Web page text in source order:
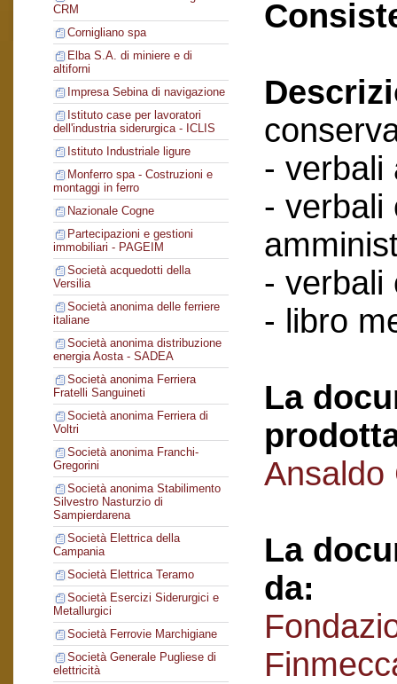
CRM
Cornigliano spa
Elba S.A. di miniere e di
altiforni
Impresa Sebina di navigazione
Istituto case per lavoratori
dell'industria siderurgica - ICLIS
Istituto Industriale ligure
Monferro spa - Costruzioni e
montaggi in ferro
Nazionale Cogne
Partecipazioni e gestioni
immobiliari - PAGEIM
Società acquedotti della
Versilia
Società anonima delle ferriere
italiane
Società anonima distribuzione
energia Aosta - SADEA
Società anonima Ferriera
Fratelli Sanguineti
Società anonima Ferriera di
Voltri
Società anonima Franchi-
Gregorini
Società anonima Stabilimento
Silvestro Nasturzio di
Sampierdarena
Società Elettrica della
Campania
Società Elettrica Teramo
Società Esercizi Siderurgici e
Metallurgici
Società Ferrovie Marchigiane
Società Generale Pugliese di
elettricità
- verbali
- verbali
- verbali
- libro
La
Ansaldo
La
da: